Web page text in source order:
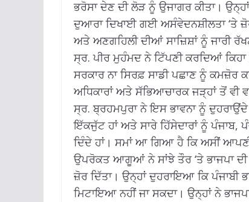
ਭਰੋਸਾ ਦੇਣ ਦੀ ਲੋੜ ਨੂੰ ਉਜਾਗਰ ਕੀਤਾ।
ਦੁਆਰਾ ਦਿਖਾਈ ਗਈ ਅਸੰਵੇਦਨਸ਼ੀਲਤਾ ‘ਤੇ
ਅਤੇ ਅਣਗਹਿਲੀ ਦੀਆਂ ਸਾਜ਼ਿਸ਼ਾਂ ਨੂੰ ਜਾਰੀ
ਸ੍ਰ. ਪੀਰ ਮੁਹੰਮਦ ਨੇ ਟਿੱਪਣੀ ਕਰਦਿਆਂ
ਸਰਕਾਰ ਨਾ ਸਿਰਫ਼ ਸਾਡੀ ਪਛਾਣ ਨੂੰ
ਅਧਿਕਾਰਾਂ ਅਤੇ ਸੱਭਿਆਚਾਰਕ ਜੜ੍ਹਾਂ ਤੋਂ ਵੀ
ਸ੍ਰ. ਬ੍ਰਹਮਪੁਰਾ ਨੇ ਇਸ ਭਾਵਨਾ ਨੂੰ
ਇੱਕਜੁੱਟ ਹਾਂ ਅਤੇ ਸਾਰੇ ਹਿੱਸੇਦਾਰਾਂ ਨੂੰ ਪੰਜਾਬ,
ਦਿੰਦੇ ਹਾਂ। ਸਮਾਂ ਆ ਗਿਆ ਹੈ ਕਿ ਅਸੀਂ
ਉਪਰੋਕਤ ਆਗੂਆਂ ਨੇ ਸਾਂਝੇ ਤੌਰ ‘ਤੇ ਭਾਜਪਾ ਦੀ
ਜ਼ੋਰ ਦਿੱਤਾ। ਉਨ੍ਹਾਂ ਦੁਹਰਾਇਆ ਕਿ ਪੰਜਾਬੀ
ਮਿਟਾਇਆ ਨਹੀਂ ਜਾ ਸਕਦਾ। ਉਨ੍ਹਾਂ ਨੇ